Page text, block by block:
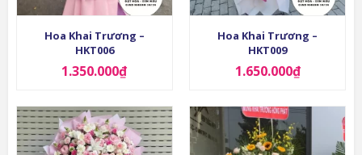
Hoa Khai Trương –
HKT006
1.350.000₫
Hoa Khai Trương –
HKT009
1.650.000₫